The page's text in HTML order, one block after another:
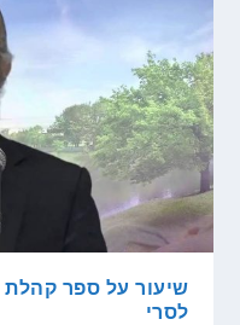
שיעור על ספר
לסרי